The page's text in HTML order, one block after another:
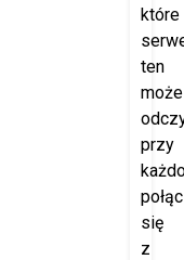
które
ten
może
przy
się
z